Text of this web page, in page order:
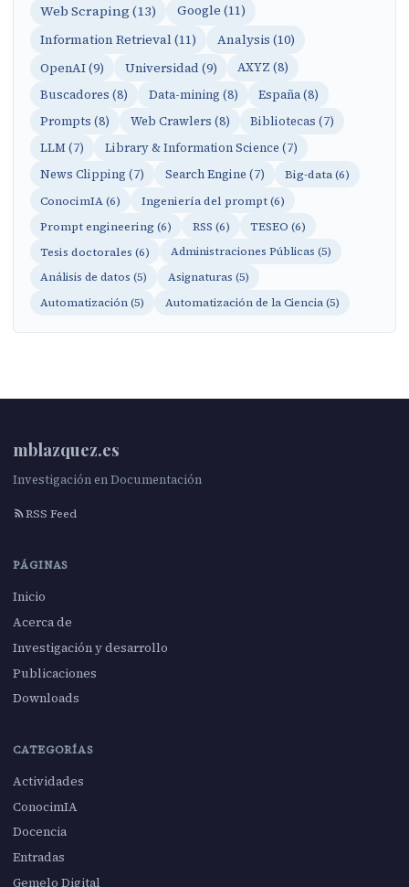
Web Scraping (13)
Google (11)
Information Retrieval (11)
Analysis (10)
OpenAI (9) Universidad (9)
AXYZ (8)
Buscadores (8)
Data-mining (8)
España (8)
Prompts (8)
Web Crawlers (8)
Bibliotecas (7)
LLM (7)
Library & Information Science (7)
News Clipping (7)
Search Engine (7)
Big-data (6)
ConocimIA (6)
Ingeniería del prompt (6)
Prompt engineering (6)
RSS (6)
TESEO (6)
Tesis doctorales (6)
Administraciones Públicas (5)
Análisis de datos (5)
Asignaturas (5)
Automatización (5)
Automatización de la Ciencia (5)
mblazquez.es
Investigación en Documentación
RSS Feed
PÁGINAS
Inicio
Acerca de
Investigación y desarrollo
Publicaciones
Downloads
CATEGORÍAS
Actividades
ConocimIA
Docencia
Entradas
Gemelo Digital